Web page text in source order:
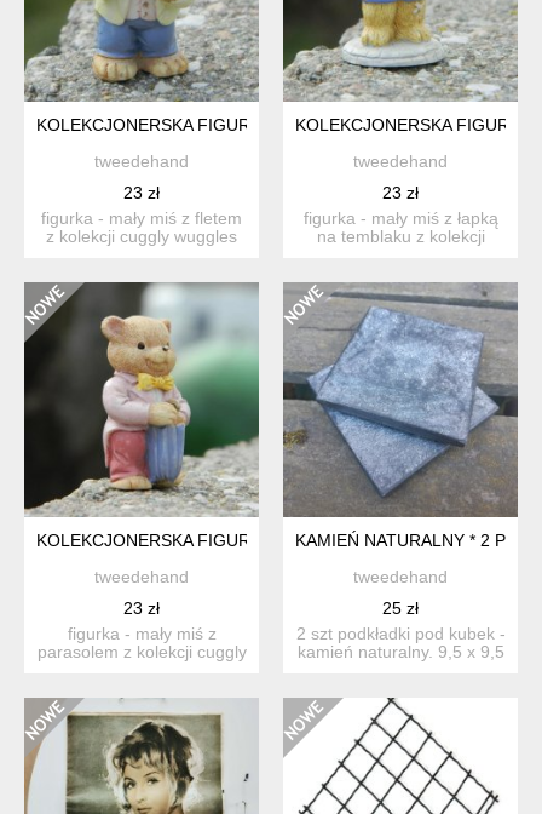
KOLEKCJONERSKA FIGURKA MIŚ * CUGGLY WUGGLES
tweedehand
23 zł
figurka - mały miś z fletem
z kolekcji cuggly wuggles
KOLEKCJONERSKA FIGURKA
tweedehand
23 zł
figurka - mały miś z łapką
na temblaku z kolekcji
KOLEKCJONERSKA FIGURKA MIŚ * CUGGLY WUGGLES
tweedehand
23 zł
figurka - mały miś z
parasolem z kolekcji cuggly
KAMIEŃ NATURALNY * 2
tweedehand
25 zł
2 szt podkładki pod kubek -
kamień naturalny. 9,5 x 9,5